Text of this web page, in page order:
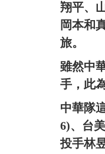
翔平、
岡本和
旅。
雖然中
手，此
中華隊
6)、台
投手林